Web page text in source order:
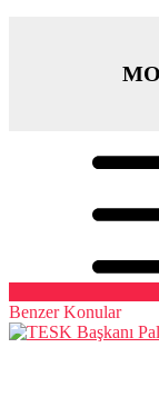
Benzer Konular